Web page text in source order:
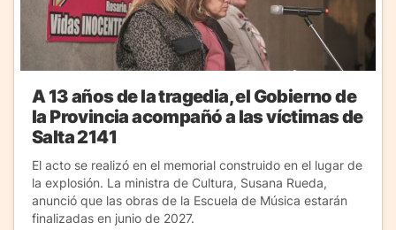
A 13 años de la tragedia, el Gobierno de
la Provincia acompañó a las víctimas de
Salta 2141
El acto se realizó en el memorial construido en el lugar de
la explosión. La ministra de Cultura, Susana Rueda,
anunció que las obras de la Escuela de Música estarán
finalizadas en junio de 2027.